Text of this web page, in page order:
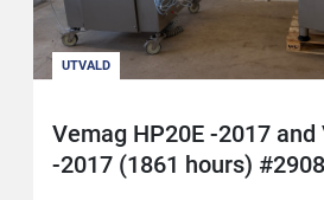
UTVALD
Vemag HP20E -2017 and
-2017 (1861 hours) #2908